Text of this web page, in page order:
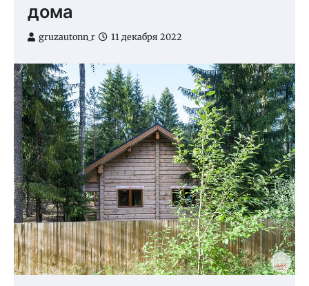
дома
gruzautonn_r 11 декабря 2022